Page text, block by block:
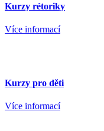
Kurzy rétoriky
Více informací
Kurzy pro děti
Více informací